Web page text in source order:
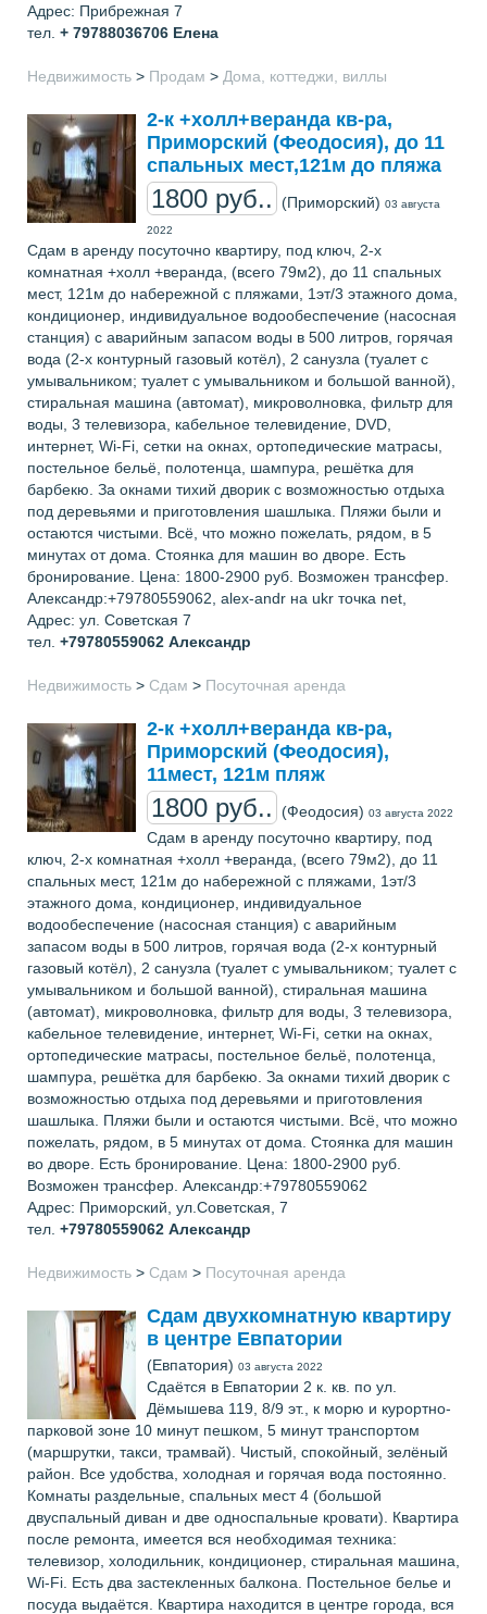
Адрес: Прибрежная 7
тел. + 79788036706 Елена
Недвижимость > Продам > Дома, коттеджи, виллы
2-к +холл+веранда кв-ра,
Приморский (Феодосия), до 11
спальных мест,121м до пляжа
1800 руб.. (Приморский) 03 августа
2022
Сдам в аренду посуточно квартиру, под ключ, 2-х
комнатная +холл +веранда, (всего 79м2), до 11 спальных
мест, 121м до набережной с пляжами, 1эт/3 этажного дома,
кондиционер, индивидуальное водообеспечение (насосная
станция) с аварийным запасом воды в 500 литров, горячая
вода (2-х контурный газовый котёл), 2 санузла (туалет с
умывальником; туалет с умывальником и большой ванной),
стиральная машина (автомат), микроволновка, фильтр для
воды, 3 телевизора, кабельное телевидение, DVD,
интернет, Wi-Fi, сетки на окнах, ортопедические матрасы,
постельное бельё, полотенца, шампура, решётка для
барбекю. За окнами тихий дворик с возможностью отдыха
под деревьями и приготовления шашлыка. Пляжи были и
остаются чистыми. Всё, что можно пожелать, рядом, в 5
минутах от дома. Стоянка для машин во дворе. Есть
бронирование. Цена: 1800-2900 руб. Возможен трансфер.
Александр:+79780559062, alex-andr на ukr точка net,
Адрес: ул. Советская 7
тел. +79780559062 Александр
Недвижимость > Сдам > Посуточная аренда
2-к +холл+веранда кв-ра,
Приморский (Феодосия),
11мест, 121м пляж
1800 руб.. (Феодосия) 03 августа 2022
Сдам в аренду посуточно квартиру, под
ключ, 2-х комнатная +холл +веранда, (всего 79м2), до 11
спальных мест, 121м до набережной с пляжами, 1эт/3
этажного дома, кондиционер, индивидуальное
водообеспечение (насосная станция) с аварийным
запасом воды в 500 литров, горячая вода (2-х контурный
газовый котёл), 2 санузла (туалет с умывальником; туалет с
умывальником и большой ванной), стиральная машина
(автомат), микроволновка, фильтр для воды, 3 телевизора,
кабельное телевидение, интернет, Wi-Fi, сетки на окнах,
ортопедические матрасы, постельное бельё, полотенца,
шампура, решётка для барбекю. За окнами тихий дворик с
возможностью отдыха под деревьями и приготовления
шашлыка. Пляжи были и остаются чистыми. Всё, что можно
пожелать, рядом, в 5 минутах от дома. Стоянка для машин
во дворе. Есть бронирование. Цена: 1800-2900 руб.
Возможен трансфер. Александр:+79780559062
Адрес: Приморский, ул.Советская, 7
тел. +79780559062 Александр
Недвижимость > Сдам > Посуточная аренда
Сдам двухкомнатную квартиру
в центре Евпатории
(Евпатория) 03 августа 2022
Сдаётся в Евпатории 2 к. кв. по ул.
Дёмышева 119, 8/9 эт., к морю и курортно-
парковой зоне 10 минут пешком, 5 минут транспортом
(маршрутки, такси, трамвай). Чистый, спокойный, зелёный
район. Все удобства, холодная и горячая вода постоянно.
Комнаты раздельные, спальных мест 4 (большой
двуспальный диван и две односпальные кровати). Квартира
после ремонта, имеется вся необходимая техника:
телевизор, холодильник, кондиционер, стиральная машина,
Wi-Fi. Есть два застекленных балкона. Постельное белье и
посуда выдаётся. Квартира находится в центре города, вся